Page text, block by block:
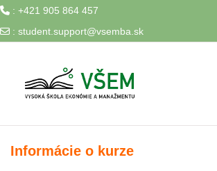
: +421 905 864 457
: student.support@vsemba.sk
Informácie o kurze